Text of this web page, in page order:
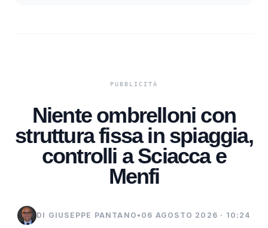
Niente ombrelloni con
struttura fissa in spiaggia,
controlli a Sciacca e
Menfi
DI GIUSEPPE PANTANO • 06 AGOSTO 2026 · 10:24